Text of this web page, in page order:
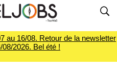
au 16/08. Retour de la newsletter
2026. Bel été !